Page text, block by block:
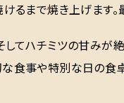
るまで焼き上げます
してハチミツの甘み
食事や特別な日の食